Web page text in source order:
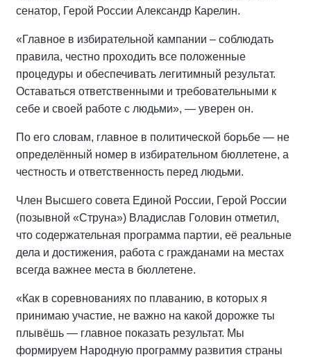
сенатор, Герой России Александр Карелин.
«Главное в избирательной кампании – соблюдать
правила, честно проходить все положенные
процедуры и обеспечивать легитимный результат.
Оставаться ответственными и требовательными к
себе и своей работе с людьми», — уверен он.
По его словам, главное в политической борьбе — не
определённый номер в избирательном бюллетене, а
честность и ответственность перед людьми.
Член Высшего совета Единой России, Герой России
(позывной «Струна») Владислав Головин отметил,
что содержательная программа партии, её реальные
дела и достижения, работа с гражданами на местах
всегда важнее места в бюллетене.
«Как в соревнованиях по плаванию, в которых я
принимаю участие, не важно на какой дорожке ты
плывёшь — главное показать результат. Мы
формируем Народную программу развития страны